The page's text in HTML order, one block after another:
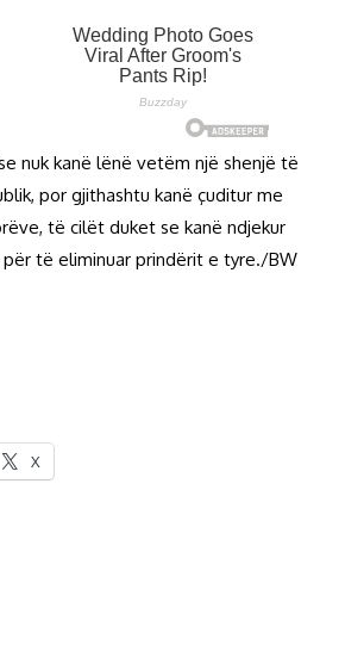
nuk kanë lënë vetëm një shenjë të
por gjithashtu kanë çuditur me
të cilët duket se kanë ndjekur
të eliminuar prindërit e tyre./BW
X